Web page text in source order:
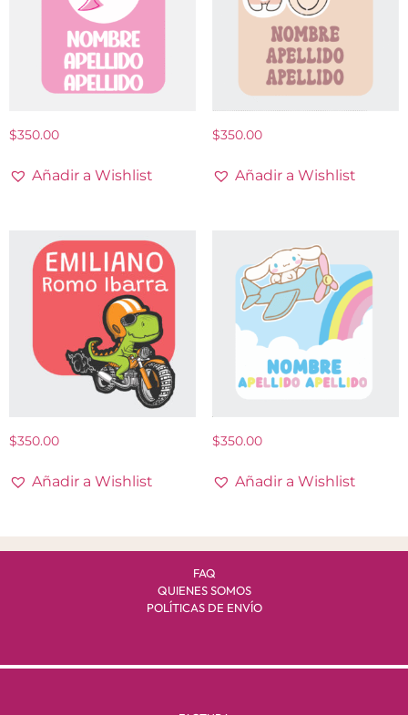
$350.00
Añadir a Wishlist
$350.00
Añadir a Wishlist
$350.00
Añadir a Wishlist
$350.00
Añadir a Wishlist
FAQ
QUIENES SOMOS
POLÍTICAS DE ENVÍO